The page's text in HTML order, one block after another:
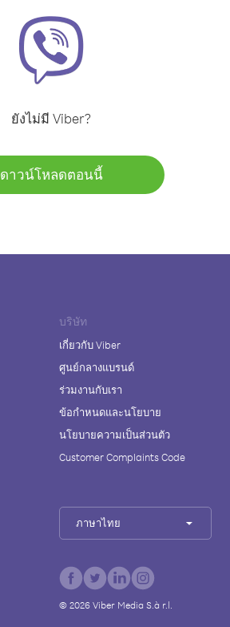
ยังไม่มี Viber?
ดาวน์โหลดตอนนี้
บริษัท
เกี่ยวกับ Viber
ศูนย์กลางแบรนด์
ร่วมงานกับเรา
ข้อกำหนดและนโยบาย
นโยบายความเป็นส่วนตัว
Customer Complaints Code
ภาษาไทย
© 2026Viber Media S.à r.l.